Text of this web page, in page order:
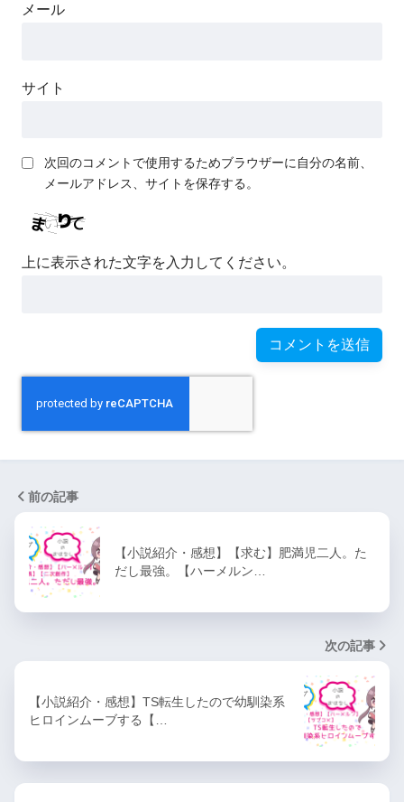
メール
サイト
次回のコメントで使用するためブラウザーに自分の名前、
メールアドレス、サイトを保存する。
上に表示された文字を入力してください。
前の記事
【小説紹介・感想】【求む】肥満児二人。た
だし最強。【ハーメルン…
次の記事
【小説紹介・感想】TS転生したので幼馴染系
ヒロインムーブする【…